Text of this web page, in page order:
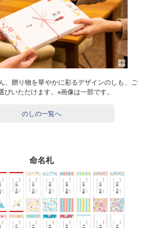
、贈り物を華やかに彩るデザインのしも、ご
びいただけます。※画像は一部です。
のしの一覧へ
命名札